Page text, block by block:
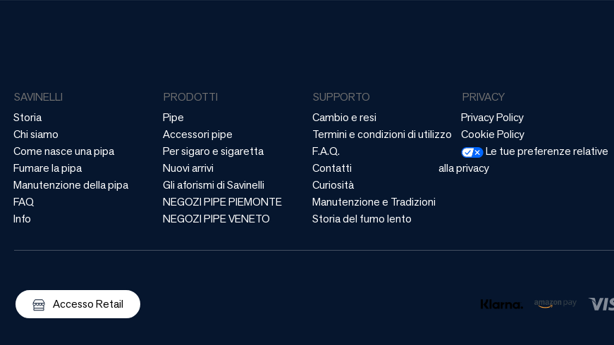
SAVINELLI
Storia
Chi siamo
Come nasce una pipa
Fumare la pipa
Manutenzione della pipa
FAQ
Info
PRODOTTI
Pipe
Accessori pipe
Per sigaro e sigaretta
Nuovi arrivi
Gli aforismi di Savinelli
NEGOZI PIPE PIEMONTE
NEGOZI PIPE VENETO
SUPPORTO
Cambio e resi
Termini e condizioni di utilizzo
F.A.Q.
Contatti
Curiosità
Manutenzione e Tradizioni
Storia del fumo lento
PRIVACY
Privacy Policy
Cookie Policy
Le tue preferenze relative
alla privacy
Accesso Retail